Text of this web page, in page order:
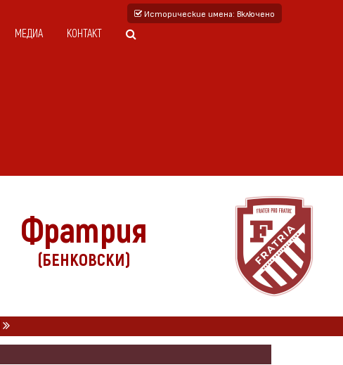
Исторические имена: Включено
МЕДИА КОНТАКТ
Фратрия
(БЕНКОВСКИ)